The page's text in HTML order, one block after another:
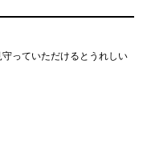
っていただけるとうれしい